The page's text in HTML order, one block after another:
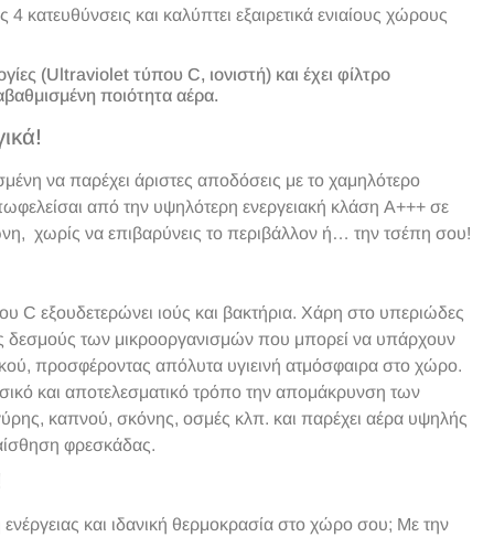
κατευθύνσεις και καλύπτει εξαιρετικά ενιαίους χώρους
(Ultraviolet τύπου C, ιονιστή) και έχει φίλτρο
ποιότητα αέρα.
να παρέχει άριστες αποδόσεις με το χαμηλότερο
από την υψηλότερη ενεργειακή κλάση Α+++ σε
χωρίς να επιβαρύνεις το περιβάλλον ή… την τσέπη σου!
C εξουδετερώνει ιούς και βακτήρια. Χάρη στο υπεριώδες
δεσμούς των μικροοργανισμών που μπορεί να υπάρχουν
προσφέροντας απόλυτα υγιεινή ατμόσφαιρα στο χώρο.
και αποτελεσματικό τρόπο την απομάκρυνση των
καπνού, σκόνης, οσμές κλπ. και παρέχει αέρα υψηλής
φρεσκάδας.
ενέργειας και ιδανική θερμοκρασία στο χώρο σου; Με την